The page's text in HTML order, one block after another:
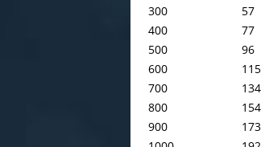
300
57
400
77
500
96
600
115
700
134
800
154
900
173